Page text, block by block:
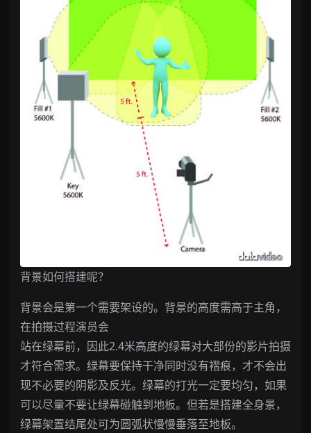
背景如何搭建呢？
背景会是第一个需要架设的。背景的高度需高于主角，
在拍摄过程演员会
站在绿幕前，因此2.4米高度的绿幕对大部份的影片拍摄
才符合需求。绿幕要保持干净同时没有褶痕，才不会出
现不必要的阴影及反光。绿幕的打光一定要均匀，如果
可以尽量不要让绿幕碰触到地板。但若是搭建全身景，
绿幕架置结尾处可为圆弧状慢慢垂落至地板。